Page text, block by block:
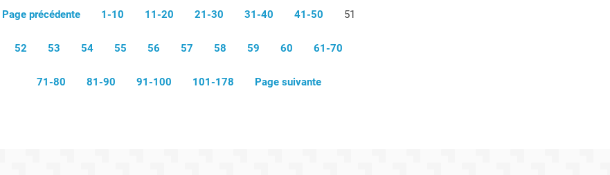
Page précédente 1-10 11-20 21-30 31-40 41-50 51
52 53 54 55 56 57 58 59 60 61-70
71-80 81-90 91-100 101-178 Page suivante